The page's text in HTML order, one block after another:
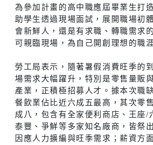
為參加計畫的高中職應屆畢業生打
助學生透過現場面試，展開職場初
會新鮮人，還是有求職、轉職需求
可親臨現場，為自己開創理想的職
勞工局表示，隨著暑假消費旺季的
場需求大幅躍升，特別是零售量販
產業，正積極招募人才。據本次職
餐飲業佔比近六成五最高，其次零
成八，包含有全家便利商店、王座/
泰豐、爭鮮等多家知名廠商，皆祭
因應人力擴編與旺季需求；薪資方